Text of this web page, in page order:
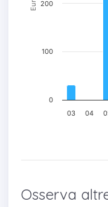
Euro
03 04
0
100
200
Osserva